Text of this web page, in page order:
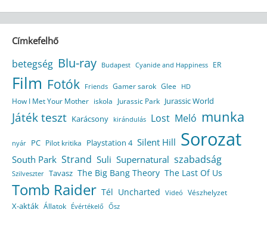
Címkefelhő
betegség Blu-ray Budapest Cyanide and Happiness ER
Film Fotók Friends Gamer sarok Glee HD
How I Met Your Mother iskola Jurassic Park Jurassic World
Játék teszt Karácsony kirándulás Lost Meló munka
nyár PC Pilot kritika Playstation 4 Silent Hill Sorozat
South Park Strand Suli Supernatural szabadság
Szilveszter Tavasz The Big Bang Theory The Last Of Us
Tomb Raider Tél Uncharted Videó Vészhelyzet
X-akták Állatok Évértékelő Ősz